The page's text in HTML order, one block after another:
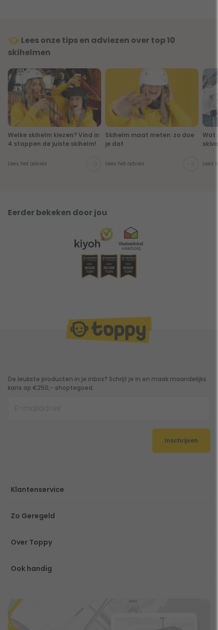
Lees onze tips en adviezen over top 10
skihelmen
Welke skihelm kiezen? Vind in
4 stappen de juiste skihelm!
Lees het advies
Skihelm maat meten: zo doe
je dat
Lees het advies
Wat
Lees
Eerder bekeken door jou
De leukste producten in je inbox? Schrijf je in en maak maandelijks
kans op €250,- shoptegoed.
Inschrijven
Klantenservice
Zo Geregeld
Over Toppy
Ook handig